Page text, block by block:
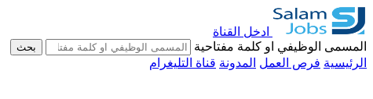
ادخل القناة
المسمى الوظيفي او كلمة مفتاحية
بحث
الرئيسية فرص العمل المدونة قناة التليغرام